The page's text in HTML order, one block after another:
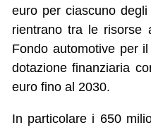
euro per ciascuno
rientrano tra le risorse
Fondo automotive per
dotazione finanziaria
euro fino al 2030.
In particolare i 650